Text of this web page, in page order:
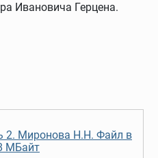
Ивановича Герцена.
2. Миронова Н.Н. Файл в
МБайт